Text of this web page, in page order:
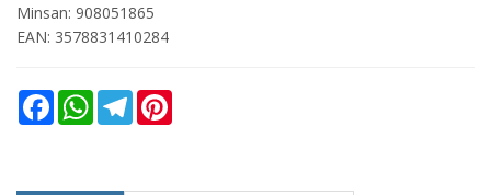
Minsan: 908051865
EAN: 3578831410284
FacebookWhatsAppTelegram